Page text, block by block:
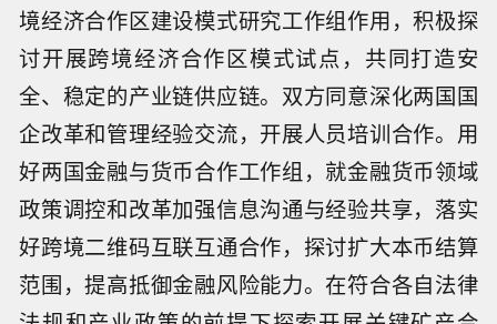
境经济合作区建设模式研究工作组作用，积极探
讨开展跨境经济合作区模式试点，共同打造安
全、稳定的产业链供应链。双方同意深化两国国
企改革和管理经验交流，开展人员培训合作。用
好两国金融与货币合作工作组，就金融货币领域
政策调控和改革加强信息沟通与经验共享，落实
好跨境二维码互联互通合作，探讨扩大本币结算
范围，提高抵御金融风险能力。在符合各自法律